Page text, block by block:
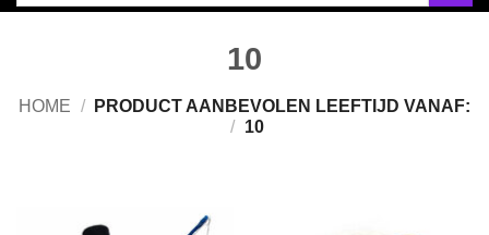
10
HOME /
PRODUCT AANBEVOLEN LEEFTIJD VANAF:
/ 10